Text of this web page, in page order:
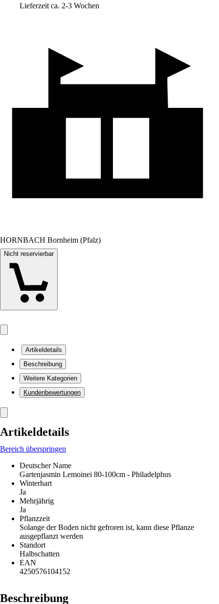
Lieferzeit ca. 2-3 Wochen
HORNBACH Bornheim (Pfalz)
Nicht reservierbar
Artikeldetails
Beschreibung
Weitere Kategorien
Kundenbewertungen
Artikeldetails
Bereich überspringen
Deutscher Name
Gartenjasmin Lemoinei 80-100cm - Philadelphus
Winterhart
Ja
Mehrjährig
Ja
Pflanzzeit
Solange der Boden nicht gefroren ist, kann diese Pflanze
ausgepflanzt werden
Standort
Halbschatten
EAN
4250576104152
Beschreibung